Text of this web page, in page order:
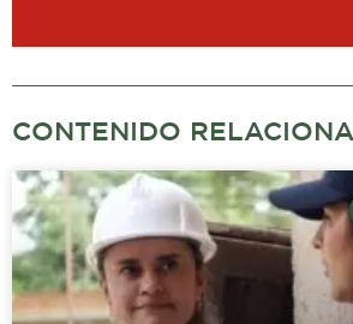
CONTENIDO